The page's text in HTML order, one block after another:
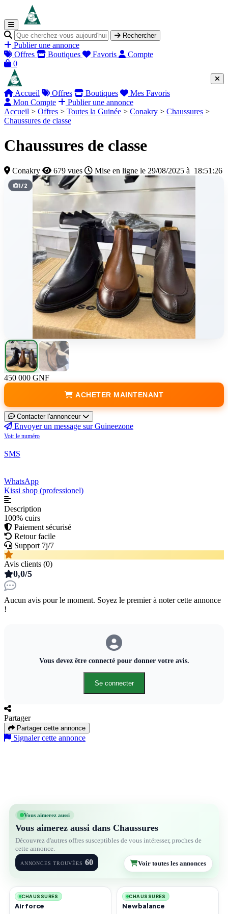
Rechercher
Publier une annonce
Offres
Boutiques Favoris
Compte
0
Accueil Offres Boutiques
Mes Favoris
Mon Compte
Publier une annonce
Accueil > Offres > Toutes la Guinée > Conakry > Chaussures >
Chaussures de classe
Chaussures de classe
Conakry 679 vues Mise en ligne le 29/08/2025 à 18:51:26
1/2
450 000 GNF
ACHETER MAINTENANT
Contacter l'annonceur
Envoyer un message sur Guineezone
Voir le numéro
SMS
WhatsApp
Kissi shop (professionel)
Description
100% cuirs
Paiement sécurisé
Retour facile
Support 7j/7
Avis clients (0)
0,0/5
Aucun avis pour le moment. Soyez le premier à noter cette annonce
!
Vous devez être connecté pour donner votre avis.
Se connecter
Partager
Partager cette annonce
Signaler cette annonce
Vous aimerez aussi
Vous aimerez aussi dans Chaussures
Découvrez d'autres offres susceptibles de vous intéresser, proches de
cette annonce.
ANNONCES TROUVÉES 60 Voir toutes les annonces
CHAUSSURES
Air force
CHAUSSURES
New balance